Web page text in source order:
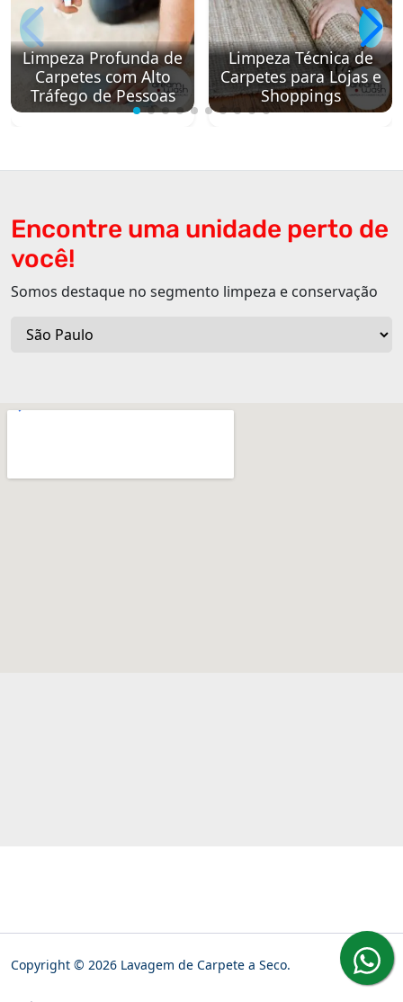
Limpeza Profunda de
Carpetes com Alto
Tráfego de Pessoas
Limpeza Técnica de
Carpetes para Lojas e
Shoppings
Encontre uma unidade perto de
você!
Somos destaque no segmento limpeza e conservação
Copyright © 2026 Lavagem de Carpete a Seco.